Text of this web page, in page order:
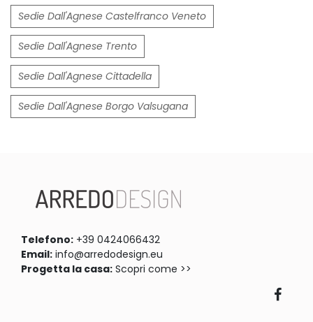
Sedie Dall'Agnese Castelfranco Veneto
Sedie Dall'Agnese Trento
Sedie Dall'Agnese Cittadella
Sedie Dall'Agnese Borgo Valsugana
Telefono: +39 0424066432
Email: info@arredodesign.eu
Progetta la casa: Scopri come >>